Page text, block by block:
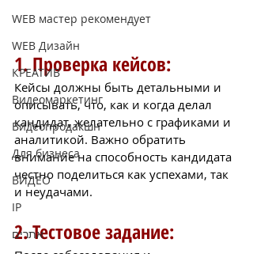
WEB мастер рекомендует
WEB Дизайн
КРЕАТИВ
Видеомаркетинг
Видеопродакшн
Для бизнеса
ВИДЕО
IP
אתרים
1. Проверка кейсов:
Кейсы должны быть детальными и
описывать, что, как и когда делал
кандидат, желательно с графиками и
аналитикой. Важно обратить
внимание на способность кандидата
честно поделиться как успехами, так
и неудачами.
2. Тестовое задание: